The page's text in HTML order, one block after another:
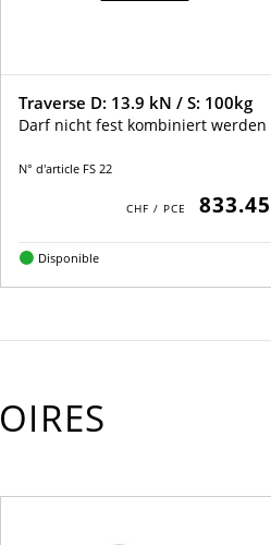
Traverse D: 13.9 kN / S: 100kg
Darf nicht fest kombiniert werden
N° d'article FS 22
833.45
Disponible